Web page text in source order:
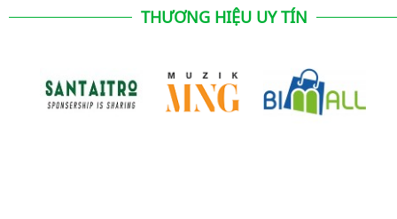
THƯƠNG HIỆU UY TÍN